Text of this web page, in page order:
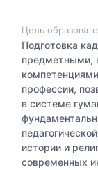
Цель
Подготовка
предметными,
профессии,
в системе
истории и
современных